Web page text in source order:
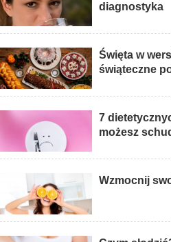
diagnostyka
Święta w
świąteczne
7
możesz
Wzmocnij